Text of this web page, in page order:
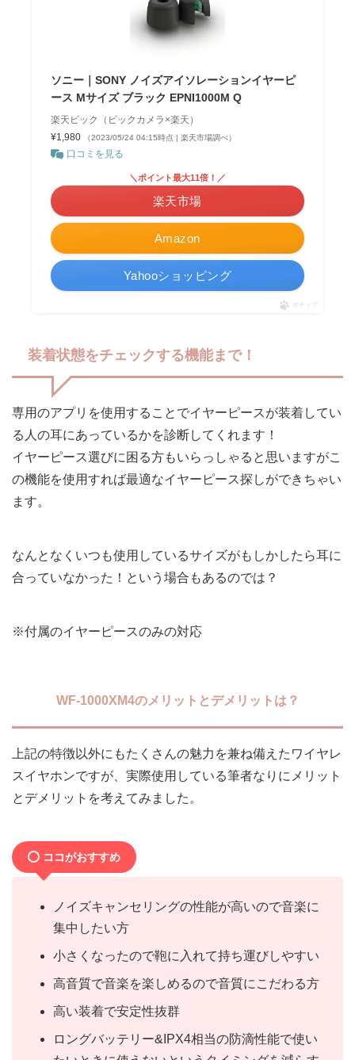
ソニー｜SONY ノイズアイソレーションイヤーピ
ース Mサイズ ブラック EPNI1000M Q
楽天ビック（ビックカメラ×楽天）
¥1,980
（2023/05/24 04:15時点 | 楽天市場調べ）
口コミを見る
Amazon
＼ポイント最大11倍！／
楽天市場
Yahooショッピング
ポチップ
装着状態をチェックする機能まで！
専用のアプリを使用することでイヤーピースが装着してい
る人の耳にあっているかを診断してくれます！
イヤーピース選びに困る方もいらっしゃると思いますがこ
の機能を使用すれば最適なイヤーピース探しができちゃい
ます。
なんとなくいつも使用しているサイズがもしかしたら耳に
合っていなかった！という場合もあるのでは？
※付属のイヤーピースのみの対応
WF-1000XM4のメリットとデメリットは？
上記の特徴以外にもたくさんの魅力を兼ね備えたワイヤレ
スイヤホンですが、実際使用している筆者なりにメリット
とデメリットを考えてみました。
ココがおすすめ
ノイズキャンセリングの性能が高いので音楽に
集中したい方
小さくなったので鞄に入れて持ち運びしやすい
高音質で音楽を楽しめるので音質にこだわる方
高い装着で安定性抜群
ロングバッテリー&IPX4相当の防滴性能で使い